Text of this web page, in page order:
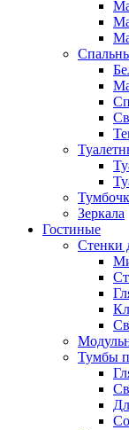
Зеркала
Гостиные
Стенки
Тумбы